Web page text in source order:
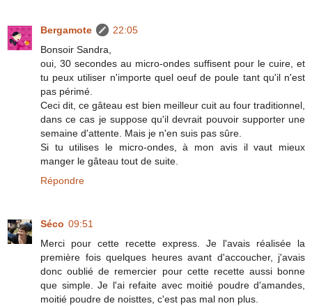
Bergamote
22:05
Bonsoir Sandra,
oui, 30 secondes au micro-ondes suffisent pour le cuire, et
tu peux utiliser n'importe quel oeuf de poule tant qu'il n'est
pas périmé.
Ceci dit, ce gâteau est bien meilleur cuit au four traditionnel,
dans ce cas je suppose qu'il devrait pouvoir supporter une
semaine d'attente. Mais je n'en suis pas sûre.
Si tu utilises le micro-ondes, à mon avis il vaut mieux
manger le gâteau tout de suite.
Répondre
Séco 09:51
Merci pour cette recette express. Je l'avais réalisée la
première fois quelques heures avant d'accoucher, j'avais
donc oublié de remercier pour cette recette aussi bonne
que simple. Je l'ai refaite avec moitié poudre d'amandes,
moitié poudre de noisttes, c'est pas mal non plus.